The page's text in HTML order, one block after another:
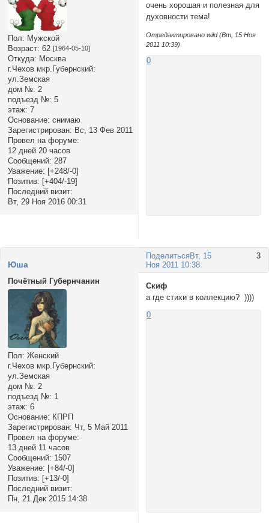
Пол: Мужской
Возраст: 62 [1964-05-10]
Откуда: Москва
г.Чехов мкр.Губернский:
ул.Земская
дом №: 2
подъезд №: 5
этаж: 7
Основание: снимаю
Зарегистрирован: Вс, 13 Фев 2011
Провел на форуме:
12 дней 20 часов
Сообщений: 287
Уважение: [+248/-0]
Позитив: [+404/-19]
Последний визит:
Вт, 29 Ноя 2016 00:31
очень хорошая и полезная для
духовности тема!
Отредактировано wild (Вт, 15 Ноя
2011 10:39)
0
Поделиться 3
Вт, 15
Ноя 2011 10:38
Юша
Почётный Губернчанин
Пол: Женский
г.Чехов мкр.Губернский:
ул.Земская
дом №: 2
подъезд №: 1
этаж: 6
Основание: КПРП
Зарегистрирован: Чт, 5 Май 2011
Провел на форуме:
13 дней 11 часов
Сообщений: 1507
Уважение: [+84/-0]
Позитив: [+13/-0]
Последний визит:
Пн, 21 Дек 2015 14:38
Скиф
а где стихи в коллекцию? ))))
0